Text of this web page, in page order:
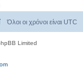
Όλοι οι χρόνοι είναι UTC
Limited